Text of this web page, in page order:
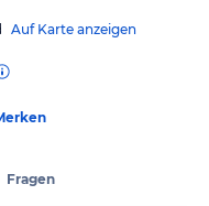
Auf Karte anzeigen
Fragen